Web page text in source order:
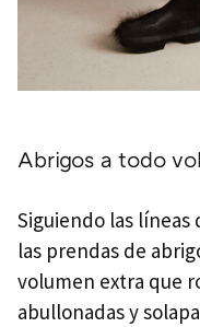
Abrigos a todo
Siguiendo las líneas
las prendas de
volumen extra que
abullonadas y